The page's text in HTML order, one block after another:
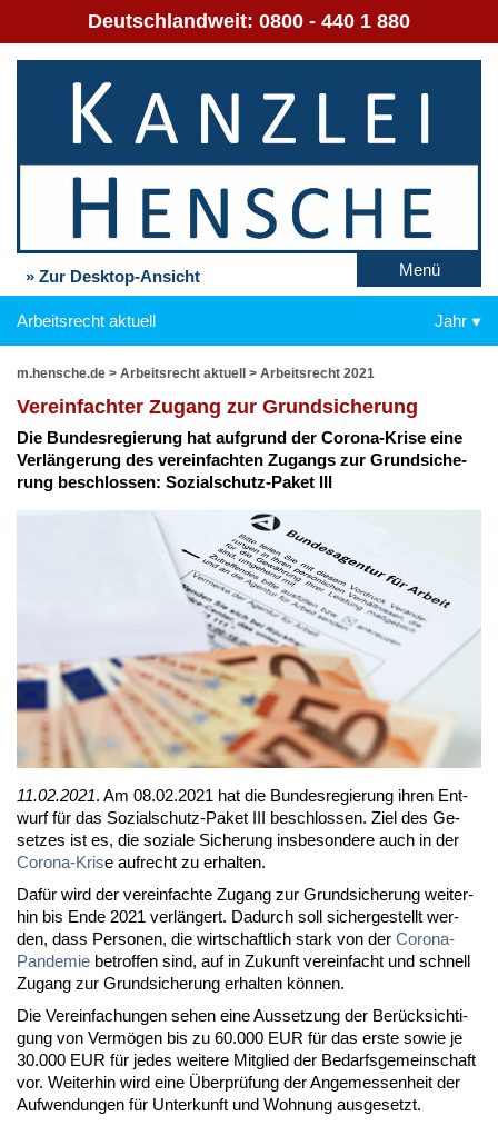
Deutschlandweit: 0800 - 440 1 880
» Zur Desktop-Ansicht Menü
Arbeitsrecht aktuell Jahr
m.hensche.de > Arbeitsrecht aktuell > Arbeitsrecht 2021
Ver­ein­fach­ter Zu­gang zur Grund­si­che­rung
Die Bun­des­re­gie­rung hat auf­grund der Co­ro­na-Kri­se ei­ne
Ver­län­ge­rung des ver­ein­fach­ten Zu­gangs zur Grund­si­che­
rung be­schlos­sen: So­zi­al­schutz-Pa­ket III
11.02.2021. Am 08.02.2021 hat die Bun­des­re­gie­rung ih­ren Ent­
wurf für das So­zi­al­schutz-Pa­ket III be­schlos­sen. Ziel des Ge­
set­zes ist es, die so­zia­le Si­che­rung ins­be­son­de­re auch in der
Co­ro­na-Krise auf­recht zu er­hal­ten.
Da­für wird der ver­ein­fach­te Zu­gang zur Grund­si­che­rung wei­ter­
hin bis En­de 2021 ver­län­gert. Da­durch soll si­cher­ge­stellt wer­
den, dass Per­so­nen, die wirt­schaft­lich stark von der Co­ro­na-
Pan­de­mie be­trof­fen sind, auf in Zu­kunft ver­ein­facht und schnell
Zu­gang zur Grund­si­che­rung er­hal­ten kön­nen.
Die Ver­ein­fa­chun­gen se­hen ei­ne Aus­set­zung der Be­rück­sich­ti­
gung von Ver­mö­gen bis zu 60.000 EUR für das ers­te so­wie je
30.000 EUR für je­des wei­te­re Mit­glied der Be­darfs­ge­mein­schaft
vor. Wei­ter­hin wird ei­ne Über­prü­fung der An­ge­mes­sen­heit der
Auf­wen­dun­gen für Un­ter­kunft und Woh­nung aus­ge­setzt.